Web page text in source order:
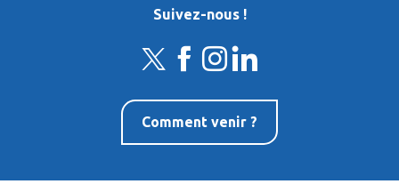
Suivez-nous !
Comment venir ?